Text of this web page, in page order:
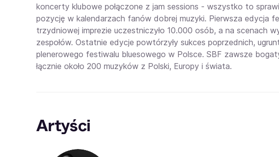
koncerty klubowe połączone z jam sessions - wszystko to
pozycję w kalendarzach fanów dobrej muzyki. Pierwsza edycja
trzydniowej imprezie uczestniczyło 10.000 osób, a na scenach
zespołów. Ostatnie edycje powtórzyły sukces poprzednich,
plenerowego festiwalu bluesowego w Polsce. SBF zawsze
łącznie około 200 muzyków z Polski, Europy i świata.
Artyści